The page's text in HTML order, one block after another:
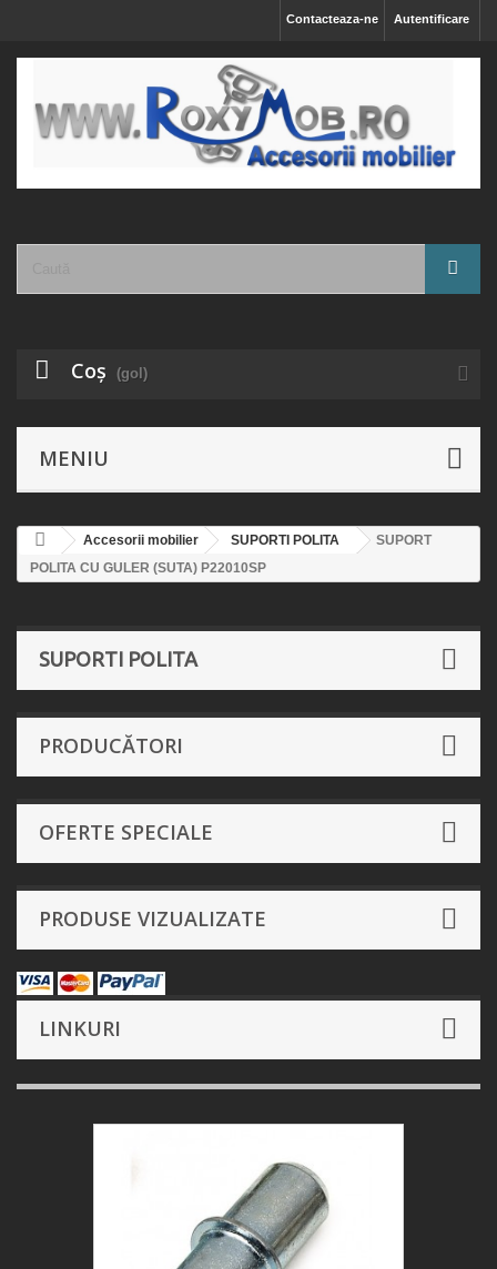
Autentificare
Contacteaza-ne
Coş (gol)
MENIU
Accesorii mobilier SUPORTI POLITA
SUPORT
POLITA CU GULER (SUTA) P22010SP
SUPORTI POLITA
PRODUCĂTORI
OFERTE SPECIALE
PRODUSE VIZUALIZATE
LINKURI